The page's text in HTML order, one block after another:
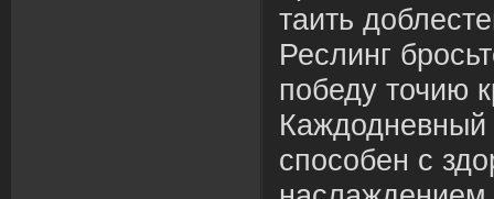
таить
Реслинг
победу точию
Каждодневный
способен с